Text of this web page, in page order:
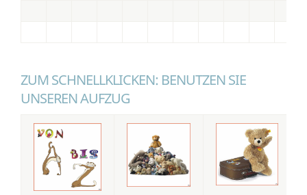
ZUM SCHNELLKLICKEN: BENUTZEN SIE
UNSEREN AUFZUG